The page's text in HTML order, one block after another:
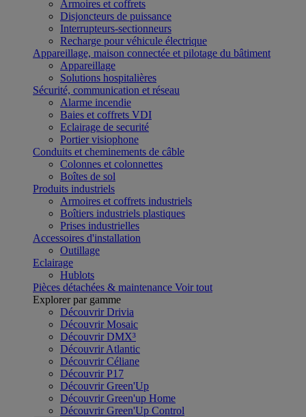
Armoires et coffrets
Disjoncteurs de puissance
Interrupteurs-sectionneurs
Recharge pour véhicule électrique
Appareillage, maison connectée et pilotage du bâtiment
Appareillage
Solutions hospitalières
Sécurité, communication et réseau
Alarme incendie
Baies et coffrets VDI
Eclairage de securité
Portier visiophone
Conduits et cheminements de câble
Colonnes et colonnettes
Boîtes de sol
Produits industriels
Armoires et coffrets industriels
Boîtiers industriels plastiques
Prises industrielles
Accessoires d'installation
Outillage
Eclairage
Hublots
Pièces détachées & maintenance Voir tout
Explorer par gamme
Découvrir Drivia
Découvrir Mosaic
Découvrir DMX³
Découvrir Atlantic
Découvrir Céliane
Découvrir P17
Découvrir Green'Up
Découvrir Green'up Home
Découvrir Green'Up Control